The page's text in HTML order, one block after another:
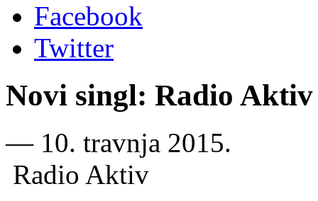
Facebook
Twitter
Novi singl: Radio Aktiv
― 10. travnja 2015.
Radio Aktiv